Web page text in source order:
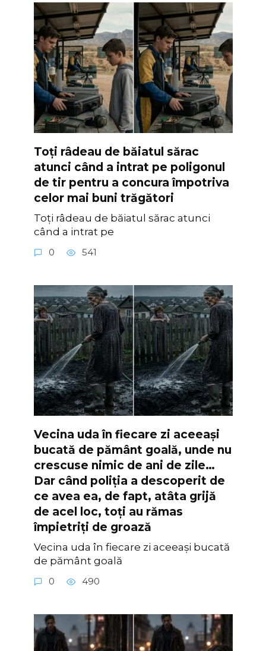
Toți râdeau de băiatul sărac
atunci când a intrat pe poligonul
de tir pentru a concura împotriva
celor mai buni trăgători
Toți râdeau de băiatul sărac atunci
când a intrat pe
0 541
Vecina uda în fiecare zi aceeași
bucată de pământ goală, unde nu
crescuse nimic de ani de zile…
Dar când poliția a descoperit de
ce avea ea, de fapt, atâta grijă
de acel loc, toți au rămas
împietriți de groază
Vecina uda în fiecare zi aceeași bucată
de pământ goală
0 490